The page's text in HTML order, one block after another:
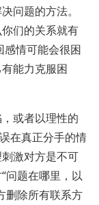
问题的方法。
们的关系就有
感情可能会很困
能力克服困
或者以理性的
在真正分手的情
激对方是不可
问题在哪里，以
删除所有联系方